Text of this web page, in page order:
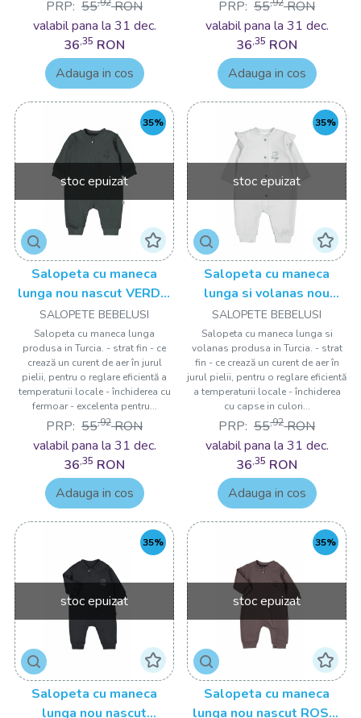
PRP: 55
RON
valabil pana la 31 dec.
36,35 RON
Adauga in cos
PRP: 55
RON
valabil pana la 31 dec.
36,35 RON
Adauga in cos
stoc epuizat
35%
Salopeta cu maneca
lunga nou nascut VERDE,
Tongs baby
SALOPETE BEBELUSI
Salopeta cu maneca lunga
produsa in Turcia. - strat fin - ce
crează un curent de aer în jurul
pielii, pentru o reglare eficientă a
temperaturii locale - închiderea cu
fermoar - excelenta pentru...
PRP: 55,92 RON
valabil pana la 31 dec.
36,35 RON
Adauga in cos
stoc epuizat
35%
Salopeta cu maneca
lunga si volanas nou
nascut VERDE, Tongs
baby
SALOPETE BEBELUSI
Salopeta cu maneca lunga si
volanas produsa in Turcia. - strat
fin - ce crează un curent de aer în
jurul pielii, pentru o reglare eficientă
a temperaturii locale - închiderea
cu capse in culori...
PRP: 55,92 RON
valabil pana la 31 dec.
36,35 RON
Adauga in cos
stoc epuizat
35%
Salopeta cu maneca
lunga nou nascut
stoc epuizat
35%
Salopeta cu maneca
lunga nou nascut ROSU,